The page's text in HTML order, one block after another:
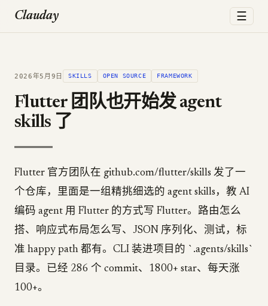
Clauday ☰
2026年5月9日 SKILLS OPEN SOURCE FRAMEWORK
Flutter 团队也开始发 agent
skills 了
Flutter 官方团队在 github.com/flutter/skills 发了一
个仓库，里面是一组精挑细选的 agent skills，教 AI
编码 agent 用 Flutter 的方式写 Flutter。路由怎么
搭、响应式布局怎么写、JSON 序列化、测试，标
准 happy path 都有。CLI 装进项目的 `.agents/skills`
目录。已经 286 个 commit、1800+ star、每天涨
100+。